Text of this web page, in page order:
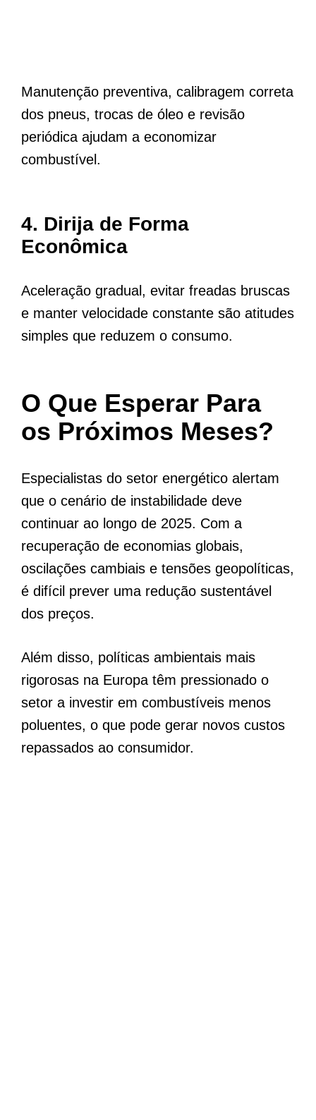
Manutenção preventiva, calibragem correta
dos pneus, trocas de óleo e revisão
periódica ajudam a economizar
combustível.
4. Dirija de Forma
Econômica
Aceleração gradual, evitar freadas bruscas
e manter velocidade constante são atitudes
simples que reduzem o consumo.
O Que Esperar Para
os Próximos Meses?
Especialistas do setor energético alertam
que o cenário de instabilidade deve
continuar ao longo de 2025. Com a
recuperação de economias globais,
oscilações cambiais e tensões geopolíticas,
é difícil prever uma redução sustentável
dos preços.
Além disso, políticas ambientais mais
rigorosas na Europa têm pressionado o
setor a investir em combustíveis menos
poluentes, o que pode gerar novos custos
repassados ao consumidor.